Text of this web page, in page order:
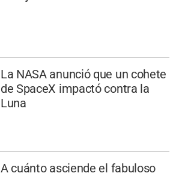
La NASA anunció que un cohete
de SpaceX impactó contra la
Luna
A cuánto asciende el fabuloso